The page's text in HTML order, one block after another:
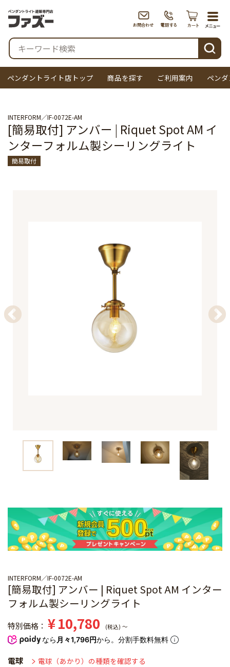
検索
ペンダントライト店トップ 商品を探す ご利用案内 ペン
INTERFORM IF-0072E-AM
[簡易取付] アンバー | Riquet Spot AM イ
ンターフォルム製シーリングライト
簡易取付
INTERFORM IF-0072E-AM
[簡易取付] アンバー | Riquet Spot AM インター
フォルム製シーリングライト
特別価格 ¥10,780 税込 〜
なら 月々1,796円から。分割手数料無料
電球 電球（あかり）の種類を確認する